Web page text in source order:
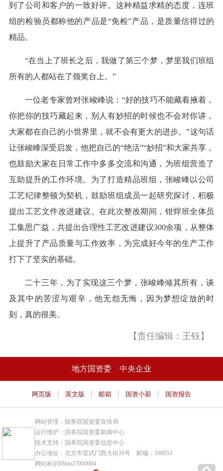
到了公司和客户的一致好评。这种精益求精的态度，连班
组的检验员都称他的产品是“免检”产品，是质量信得过的
精品。
“在当上了班长之后，我做了第三个梦，梦里我们班组
所有的人都站在了领奖台上。”
一位老专家曾对张峻峰说：“好的技巧不能藏着掖着，
你把你的技巧藏起来，别人有妙招的时候也不会对你讲，
大家都在自己的小世界里，就不会有更大的进步。”这句话
让张峻峰深受启发，他把自己的“绝活”“妙招”和大家共享，
也鼓励大家在日常工作中多多交流和沟通，为班组营造了
互助提升的工作环境。为了打造精品班组，张峻峰以公司
工艺纪律整顿为契机，鼓励班组成员一起研究探讨，积极
提出工艺文件改进建议。在此次整改期间，钳焊班全体员
工集思广益，共提出合理性工艺改进建议300余项，从整体
上提升了产品质量与工作效率，为完成好今年的生产工作
打下了坚实的基础。
二十三年，为了实现这三个梦，张峻峰倾其所有，谈
及其中的苦涩与艰辛，他无怨无悔，因为梦想绽放的时
刻，真的很美。
【责任编辑：王钰】
地方国资委 中央企业
网页版 | 英文版 | 邮箱 | 国资小新 | 国资报告
网站管理：国务院国资委宣传局
运行维护：国务院国资委新闻中心
技术支持：国务院国资委信息中心
办公地址：北京市宣武门西大街26号 邮编：100053
网站标识码bm27000004